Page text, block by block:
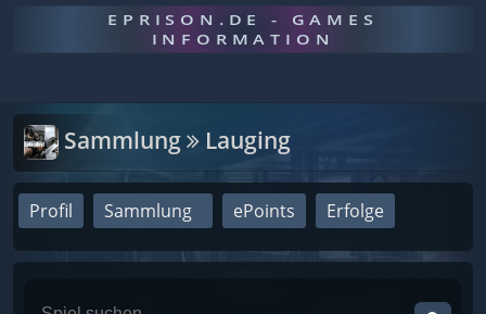
EPRISON.DE - GAMES
INFORMATION
Sammlung Lauging
Profil Sammlung ePoints Erfolge